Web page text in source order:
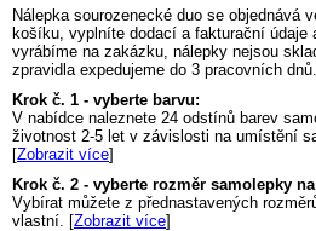
Nálepka sourozenecké duo se objednává
košíku, vyplníte dodací a fakturační údaje
vyrábíme na zakázku, nálepky nejsou
zpravidla expedujeme do 3 pracovních dnů.
Krok č. 1 - vyberte barvu:
V nabídce naleznete 24 odstínů barev
životnost 2-5 let v závislosti na umístění
[Zobrazit více]
Krok č. 2 - vyberte rozměr samolepky
Vybírat můžete z přednastavených
vlastní. [Zobrazit více]